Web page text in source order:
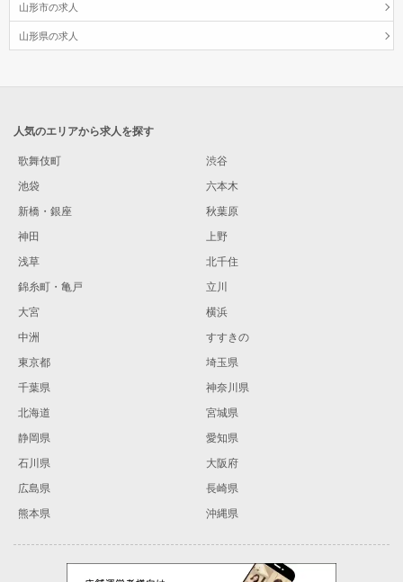
山形市の求人
山形県の求人
人気のエリアから求人を探す
歌舞伎町
渋谷
池袋
六本木
新橋・銀座
秋葉原
神田
上野
浅草
北千住
錦糸町・亀戸
立川
大宮
横浜
中洲
すすきの
東京都
埼玉県
千葉県
神奈川県
北海道
宮城県
静岡県
愛知県
石川県
大阪府
広島県
長崎県
熊本県
沖縄県